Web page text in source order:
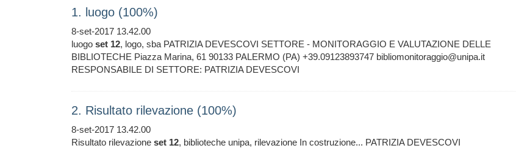
1. luogo (100%)
8-set-2017 13.42.00
luogo set 12, logo, sba PATRIZIA DEVESCOVI SETTORE - MONITORAGGIO E VALUTAZIONE DELLE
BIBLIOTECHE Piazza Marina, 61 90133 PALERMO (PA) +39.09123893747 bibliomonitoraggio@unipa.it
RESPONSABILE DI SETTORE: PATRIZIA DEVESCOVI
2. Risultato rilevazione (100%)
8-set-2017 13.42.00
Risultato rilevazione set 12, biblioteche unipa, rilevazione In costruzione... PATRIZIA DEVESCOVI